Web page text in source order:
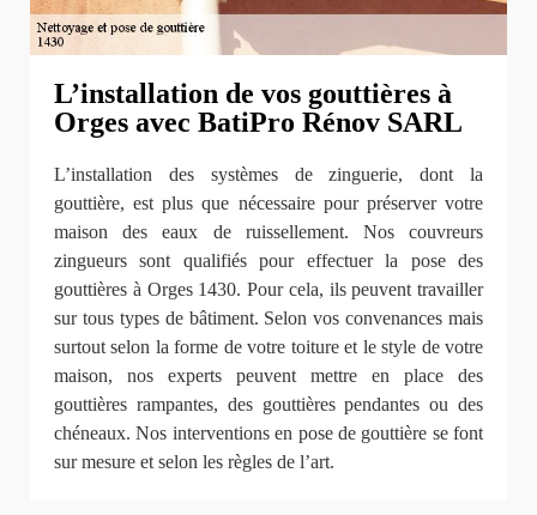
L’installation de vos gouttières à
Orges avec BatiPro Rénov SARL
L’installation des systèmes de zinguerie, dont la
gouttière, est plus que nécessaire pour préserver votre
maison des eaux de ruissellement. Nos couvreurs
zingueurs sont qualifiés pour effectuer la pose des
gouttières à Orges 1430. Pour cela, ils peuvent travailler
sur tous types de bâtiment. Selon vos convenances mais
surtout selon la forme de votre toiture et le style de votre
maison, nos experts peuvent mettre en place des
gouttières rampantes, des gouttières pendantes ou des
chéneaux. Nos interventions en pose de gouttière se font
sur mesure et selon les règles de l’art.